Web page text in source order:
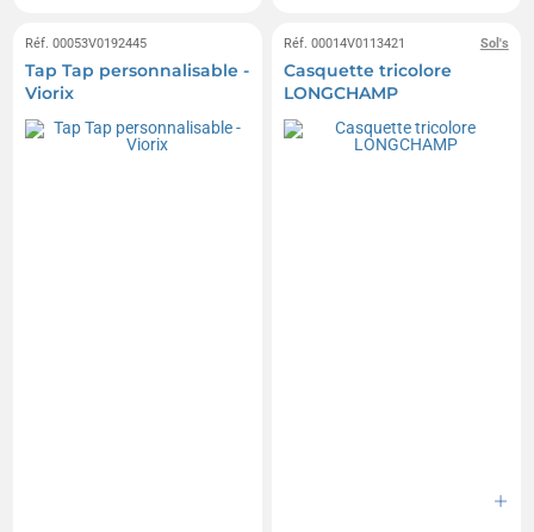
Réf. 00053V0192445
Tap Tap personnalisable -
Viorix
Sol's
Réf. 00014V0113421
Casquette tricolore
LONGCHAMP